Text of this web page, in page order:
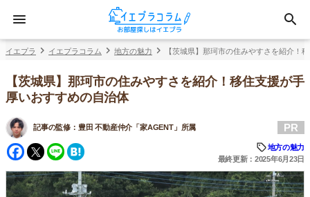
イエプラ イエプラコラム 地方の魅力 【茨城県】那珂市の住みやすさを紹介！
【茨城県】那珂市の住みやすさを紹介！移住支援が手
厚いおすすめの自治体
記事の監修： 豊田 不動産仲介「家AGENT」所属
Facebook
Twitter
Line
PR
地方の魅力
最終更新：2025年6月23日